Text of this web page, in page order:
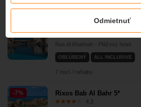
7 nocí / ultra all inclusive
Ras Al Khaimah - Plážový hotel
OBĽÚBENÝ ALL INCLUSIVE
7 nocí / raňajky
Rixos Bab Al Bahr 5*
4,3
-7%
Odmietnuť